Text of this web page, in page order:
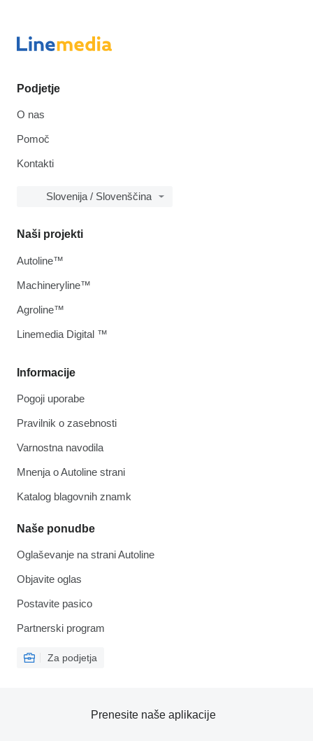
Podjetje
O nas
Pomoč
Kontakti
Slovenija / Slovenščina
Informacije
Pogoji uporabe
Pravilnik o zasebnosti
Varnostna navodila
Mnenja o Autoline strani
Katalog blagovnih znamk
Naše ponudbe
Oglaševanje na strani Autoline
Objavite oglas
Postavite pasico
Partnerski program
Za podjetja
Naši projekti
Autoline™
Machineryline™
Agroline™
Linemedia Digital ™
Prenesite naše aplikacije